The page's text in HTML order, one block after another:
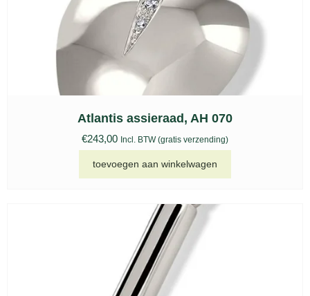
Atlantis assieraad, AH 070
€243,00 Incl. BTW (gratis verzending)
toevoegen aan winkelwagen